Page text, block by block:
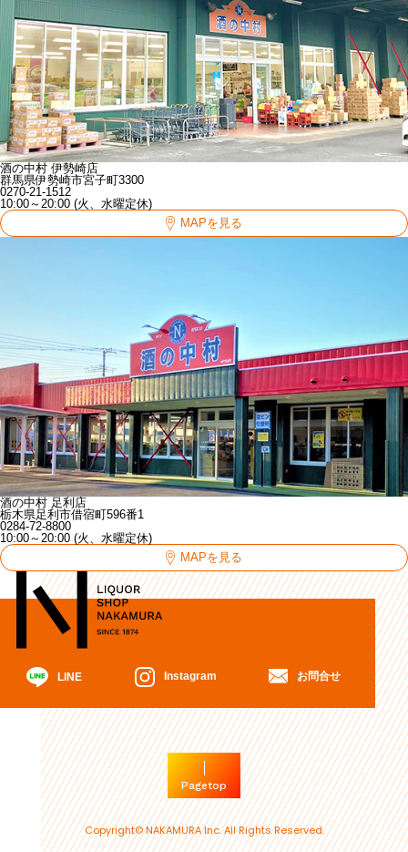
酒の中村 伊勢崎店
群馬県伊勢崎市宮子町3300
0270-21-1512
10:00～20:00 (火、水曜定休)
MAPを見る
酒の中村 足利店
栃木県足利市借宿町596番1
0284-72-8800
10:00～20:00 (火、水曜定休)
MAPを見る
LINE Instagram お問合せ
Pagetop
Copyright© NAKAMURA Inc. All Rights Reserved.